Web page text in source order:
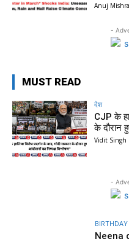
Anuj Mishra
-
MUST READ
देश
CJP के
के दौरान
Vidit Singh
-
BIRTHDAY
Neena